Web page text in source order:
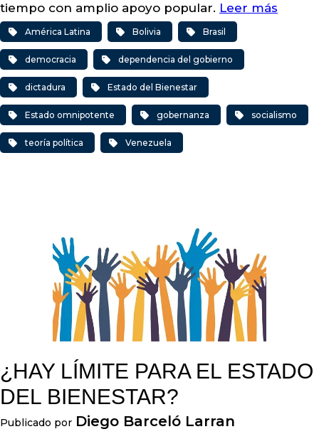
tiempo con amplio apoyo popular. Leer más
América Latina Bolivia Brasil
democracia dependencia del gobierno
dictadura Estado del Bienestar
Estado omnipotente gobernanza socialismo
teoría política Venezuela
¿HAY LÍMITE PARA EL ESTADO
DEL BIENESTAR?
Publicado por Diego Barceló Larran